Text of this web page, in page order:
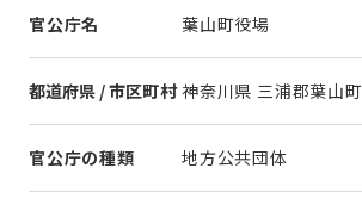
官公庁名 葉山町役場
都道府県 / 市区町村 神奈川県 三浦郡葉山町
官公庁の種類 地方公共団体